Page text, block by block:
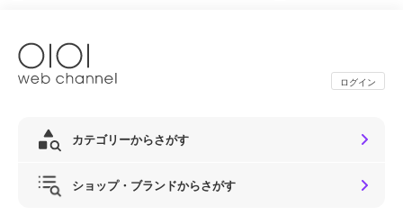
ログイン
カテゴリーからさがす
ショップ・ブランドからさがす